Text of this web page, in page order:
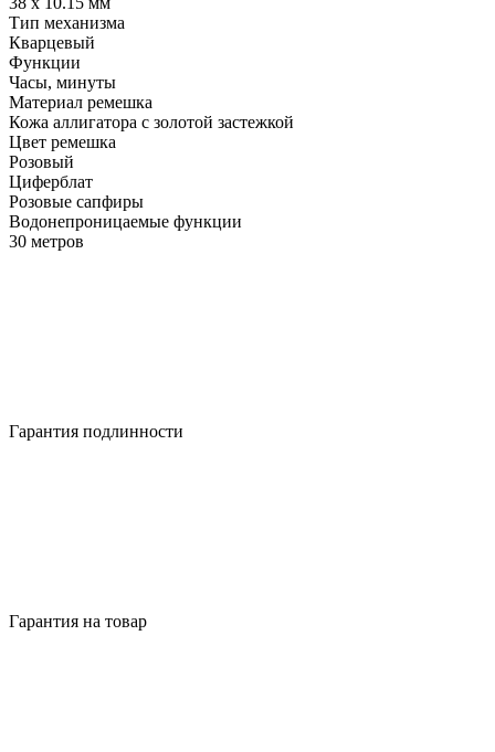
Тип механизма
Кварцевый
Функции
Часы, минуты
Материал ремешка
Кожа аллигатора с золотой застежкой
Цвет ремешка
Розовый
Циферблат
Розовые сапфиры
Водонепроницаемые функции
30 метров
Гарантия подлинности
Гарантия на товар